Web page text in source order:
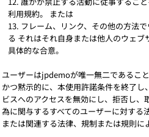
利用規約。 または
フレーム、リンク、その他の方法
る それはそれ自身または他人のウェブ
具体的な合意。
ユーザーはjpdemoが唯一無二であるこ
かつ黙示的に、本使用許諾条件を終了
ビスへのアクセスを無効にし、拒否し
為に関与するすべてのユーザーに対す
または関連する法律、規制または規則に